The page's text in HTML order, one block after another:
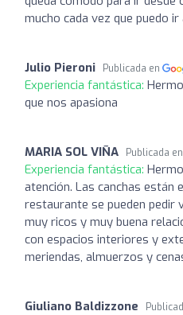
mucho cada vez que puedo
Julio Pieroni Publicada en
Experiencia fantástica:
que nos apasiona
MARIA SOL VIÑA Publicada en
Experiencia fantástica:
atención. Las canchas están
restaurante se pueden pedir
muy ricos y muy buena
con espacios interiores y
meriendas, almuerzos y
Giuliano Baldizzone